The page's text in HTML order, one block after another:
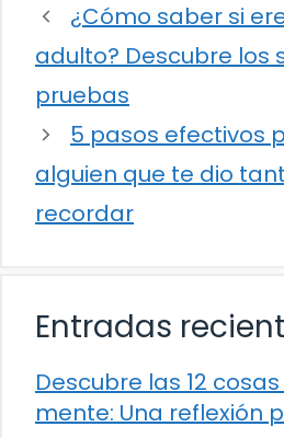
¿Cómo saber si
adulto? Descubre los
pruebas
5 pasos efectivos
alguien que te dio
recordar
Entradas
Descubre las 12
mente: Una reflexión